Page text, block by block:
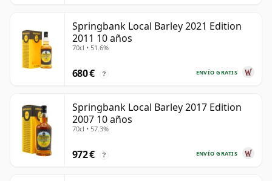
Springbank Local Barley 2021 Edition
2011 10 años
70cl • 51.6%
ENVÍO GRATIS
680 € ?
Springbank Local Barley 2017 Edition
2007 10 años
70cl • 57.3%
ENVÍO GRATIS
972 € ?